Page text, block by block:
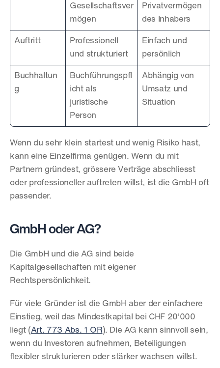
Gesellschaftsver
mögen
Privatvermögen
des Inhabers
Auftritt
Professionell
und strukturiert
Einfach und
persönlich
Buchhaltun
g
Buchführungspfl
icht als
juristische
Person
Abhängig von
Umsatz und
Situation
Wenn du sehr klein startest und wenig Risiko hast,
kann eine Einzelfirma genügen. Wenn du mit
Partnern gründest, grössere Verträge abschliesst
oder professioneller auftreten willst, ist die GmbH oft
passender.
GmbH oder AG?
Die GmbH und die AG sind beide
Kapitalgesellschaften mit eigener
Rechtspersönlichkeit.
Für viele Gründer ist die GmbH aber der einfachere
Einstieg, weil das Mindestkapital bei CHF 20'000
liegt (Art. 773 Abs. 1 OR). Die AG kann sinnvoll sein,
wenn du Investoren aufnehmen, Beteiligungen
flexibler strukturieren oder stärker wachsen willst.